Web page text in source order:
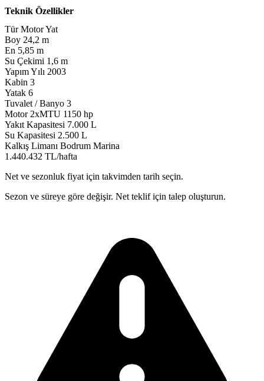
Teknik Özellikler
Tür Motor Yat
Boy 24,2 m
En 5,85 m
Su Çekimi 1,6 m
Yapım Yılı 2003
Kabin 3
Yatak 6
Tuvalet / Banyo 3
Motor 2xMTU 1150 hp
Yakıt Kapasitesi 7.000 L
Su Kapasitesi 2.500 L
Kalkış Limanı Bodrum Marina
1.440.432 TL/hafta
Net ve sezonluk fiyat için takvimden tarih seçin.
Sezon ve süreye göre değişir. Net teklif için talep oluşturun.